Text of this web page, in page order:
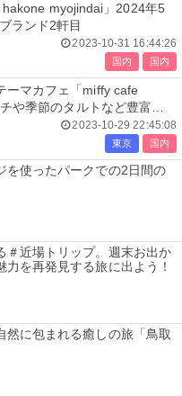
myojindai」2024年5
ランド2軒目
2023-10-31 16:44:26
国内 国内
ーマカフェ「miffy cafe
や季節のタルトなど豊富な
2023-10-29 22:45:08
東京 国内
を使ったパークでの2日間の
＃近場トリップ。週末お出か
を再発見する旅に出よう！
然に包まれる癒しの旅「鳥取